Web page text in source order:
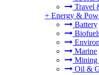
Travel
+ Energy &
Battery
Marine
Mining
Oil &